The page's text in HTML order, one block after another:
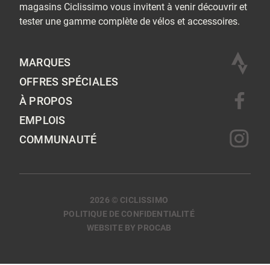
magasins Ciclissimo vous invitent à venir découvrir et
tester une gamme complète de vélos et accessoires.
MARQUES
OFFRES SPÉCIALES
À PROPOS
EMPLOIS
COMMUNAUTÉ
2026 © CICLISSIMO
POLITIQUE DE CONFIDENTIALITÉ
WEBSITE BY PROCAB